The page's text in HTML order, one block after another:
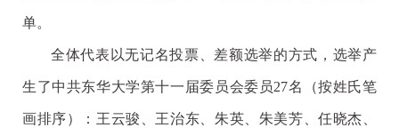
单。
全体代表以无记名投票、差额选举的方式，选举产
生了中共东华大学第十一届委员会委员27名（按姓氏笔
画排序）：王云骏、王治东、朱英、朱美芳、任晓杰、